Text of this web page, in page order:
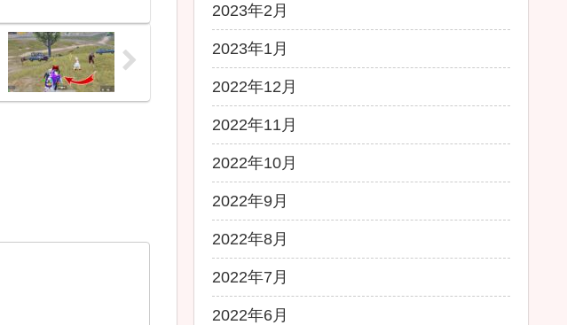
2023年2月
2023年1月
2022年12月
2022年11月
2022年10月
2022年9月
2022年8月
2022年7月
2022年6月